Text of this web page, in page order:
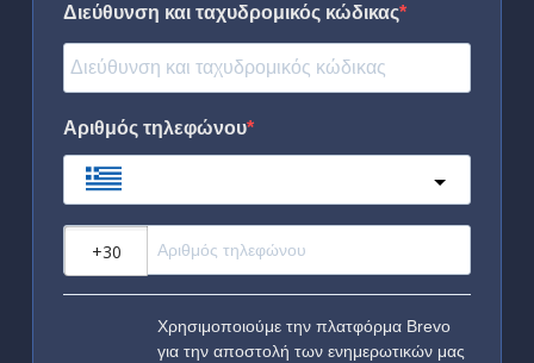
Διεύθυνση και ταχυδρομικός κώδικας
Αριθμός τηλεφώνου
Χρησιμοποιούμε την πλατφόρμα Brevo
για την αποστολή των ενημερωτικών μας